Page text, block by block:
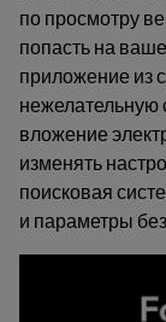
по просмотру
попасть на
приложение из
нежелательную
вложение
изменять
поисковая
и параметры